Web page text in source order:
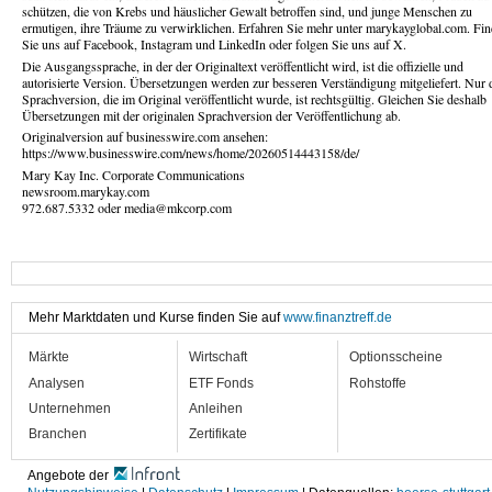
schützen, die von Krebs und häuslicher Gewalt betroffen sind, und junge Menschen zu
ermutigen, ihre Träume zu verwirklichen. Erfahren Sie mehr unter marykayglobal.com.
Sie uns auf Facebook, Instagram und LinkedIn oder folgen Sie uns auf X.
Die Ausgangssprache, in der der Originaltext veröffentlicht wird, ist die offizielle und
autorisierte Version. Übersetzungen werden zur besseren Verständigung mitgeliefert. Nur
Sprachversion, die im Original veröffentlicht wurde, ist rechtsgültig. Gleichen Sie deshalb
Übersetzungen mit der originalen Sprachversion der Veröffentlichung ab.
Originalversion auf businesswire.com ansehen:
https://www.businesswire.com/news/home/20260514443158/de/
Mary Kay Inc. Corporate Communications
newsroom.marykay.com
972.687.5332 oder media@mkcorp.com
Mehr Marktdaten und Kurse finden Sie aufwww.finanztreff.de
Märkte
Analysen
Unternehmen
Branchen
Wirtschaft
ETF Fonds
Anleihen
Zertifikate
Optionsscheine
Rohstoffe
Angebote der